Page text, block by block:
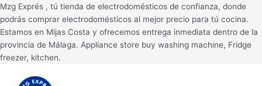
Mzg Exprés , tú tienda de electrodomésticos de confianza, donde
podrás comprar electrodomésticos al mejor precio para tú cocina.
Estamos en Mijas Costa y ofrecemos entrega inmediata dentro de la
provincia de Málaga. Appliance store buy washing machine, Fridge
freezer, kitchen.
Ir
al
contenido